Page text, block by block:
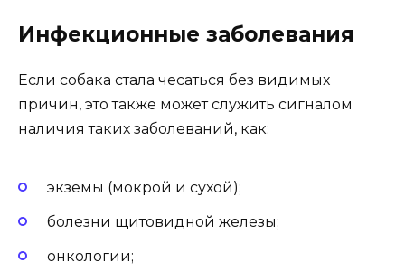
Инфекционные заболевания
Если собака стала чесаться без видимых
причин, это также может служить сигналом
наличия таких заболеваний, как:
экземы (мокрой и сухой);
болезни щитовидной железы;
онкологии;